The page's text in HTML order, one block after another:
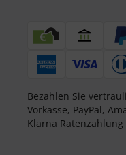
Bezahlen Sie
Vorkasse, PayPal,
Klarna Ratenzahlung